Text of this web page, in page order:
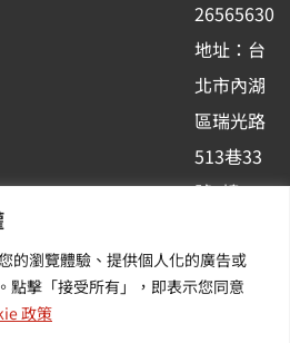
的瀏覽體驗、提供個人化的廣告或
點擊「接受所有」，即表示您同意
政策
-
s
q
u
a
r
26565630
地址：台
北市內湖
區瑞光路
513巷33
號6樓
新訊 | 提
供您最新